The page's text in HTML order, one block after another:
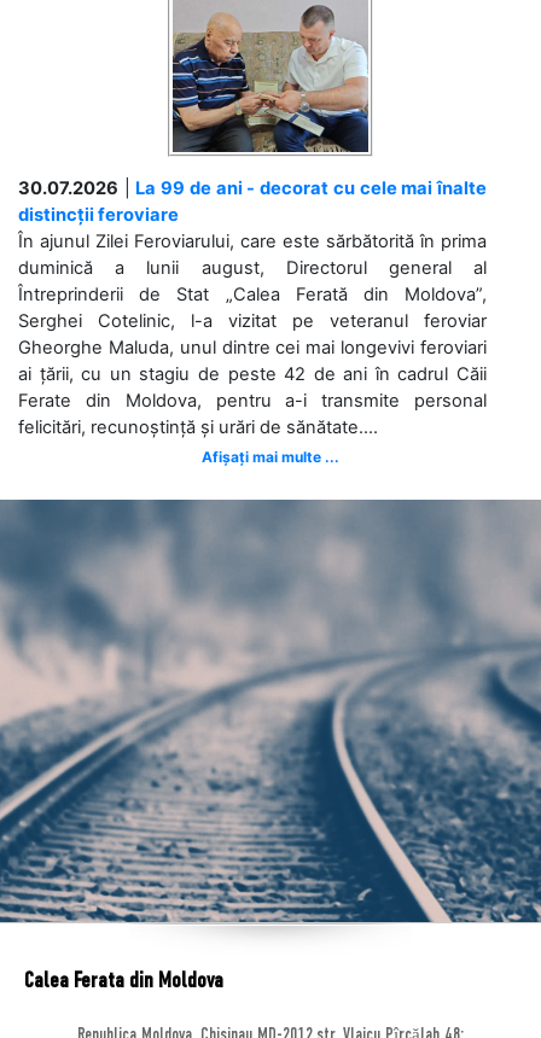
30.07.2026
La 99 de ani - decorat cu cele mai înalte
distincții feroviare
În ajunul Zilei Feroviarului, care este sărbătorită în prima
duminică a lunii august, Directorul general al
Întreprinderii de Stat „Calea Ferată din Moldova”,
Serghei Cotelinic, l-a vizitat pe veteranul feroviar
Gheorghe Maluda, unul dintre cei mai longevivi feroviari
ai țării, cu un stagiu de peste 42 de ani în cadrul Căii
Ferate din Moldova, pentru a-i transmite personal
felicitări, recunoștință și urări de sănătate....
Afișați mai multe ...
Calea Ferata din Moldova